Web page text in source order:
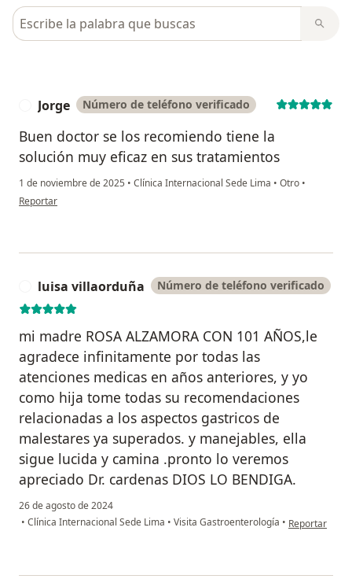
Busca en opiniones
Jorge Número de teléfono verificado
Buen doctor se los recomiendo tiene la
solución muy eficaz en sus tratamientos
1 de noviembre de 2025 • Clínica Internacional Sede Lima • Otro •
en opinión del usuario Jorge
Reportar
luisa villaorduña Número de teléfono verificado
mi madre ROSA ALZAMORA CON 101 AÑOS,le
agradece infinitamente por todas las
atenciones medicas en años anteriores, y yo
como hija tome todas su recomendaciones
relacionadas a los aspectos gastricos de
malestares ya superados. y manejables, ella
sigue lucida y camina .pronto lo veremos
apreciado Dr. cardenas DIOS LO BENDIGA.
26 de agosto de 2024
• Clínica Internacional Sede Lima • Visita Gastroenterología • en opinión
Reportar